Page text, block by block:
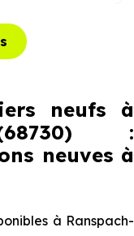
neufs à
(68730) :
neuves à
à Ranspach-